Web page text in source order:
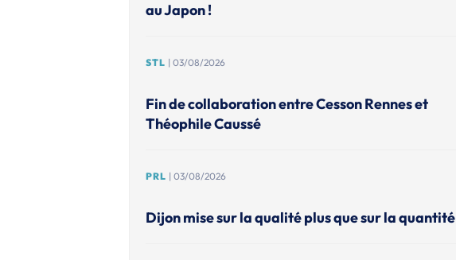
au Japon !
STL | 03/08/2026
Fin de collaboration entre Cesson Rennes et
Théophile Caussé
PRL | 03/08/2026
Dijon mise sur la qualité plus que sur la quantité